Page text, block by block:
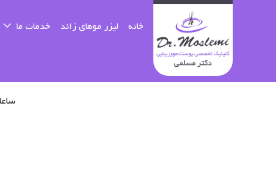
خانه لیزر موهای زائد خدمات ما